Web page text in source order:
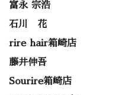
富永 宗浩
石川 花
rire hair箱崎店
藤井伸吾
Sourire箱崎店